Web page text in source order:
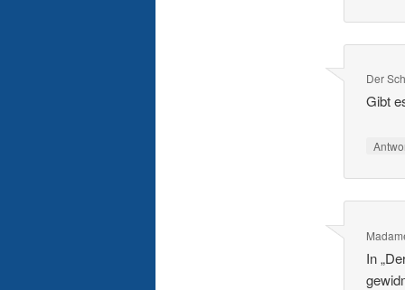
Der
Gibt
In